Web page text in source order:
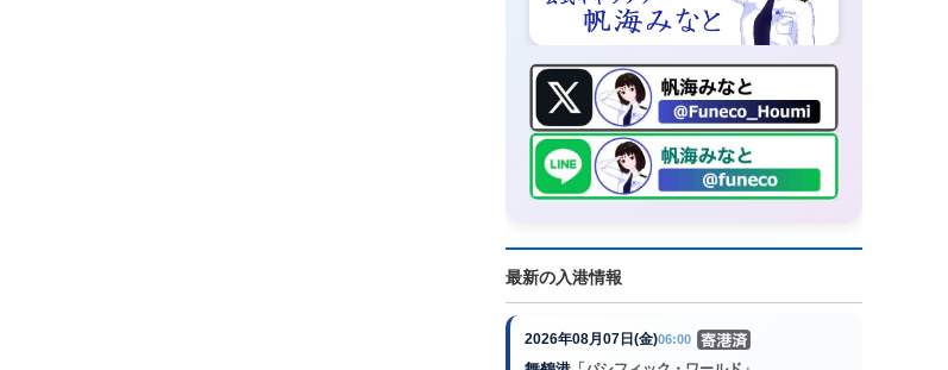
最新の入港情報
2026年08月07日(金)06:00